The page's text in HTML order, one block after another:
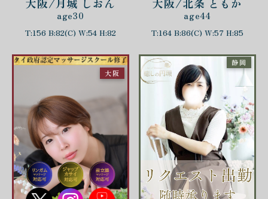
大阪/月城 しおん
age30
T:156 B:82(C) W:54 H:82
大阪/北条 ともか
age44
T:164 B:86(C) W:57 H:85
大阪
静岡